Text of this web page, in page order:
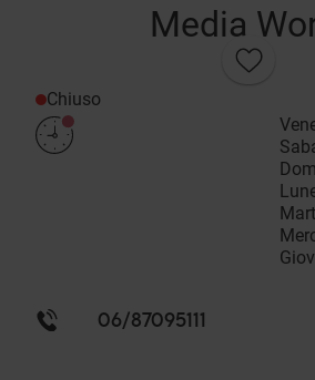
Media
Chiuso
06/87095111